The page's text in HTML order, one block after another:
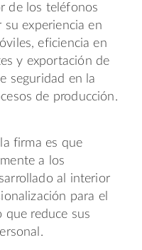
de los teléfonos
su experiencia en
eficiencia en
y exportación de
seguridad en la
de producción.
firma es que
a los
al interior
para el
que reduce sus